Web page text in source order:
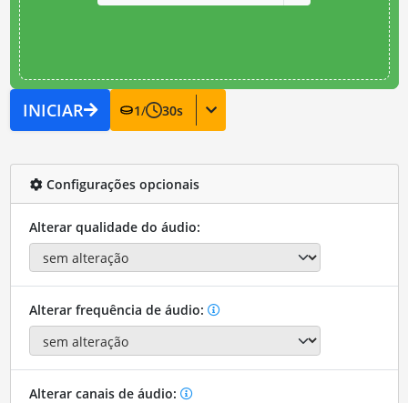
INICIAR 1/ 30s
Configurações opcionais
Alterar qualidade do áudio:
Alterar frequência de áudio:
Alterar canais de áudio: